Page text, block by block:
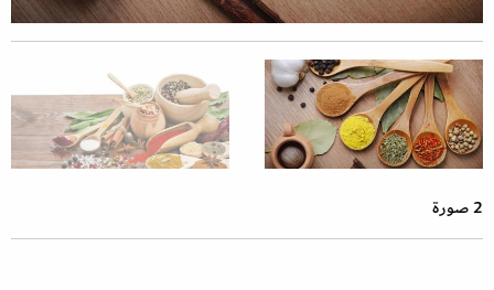
2 صورة